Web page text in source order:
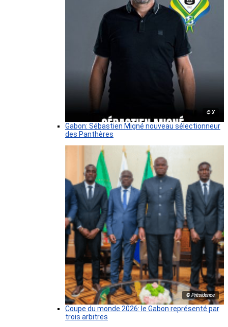
© X
Gabon: Sébastien Migné nouveau sélectionneur
des Panthères
© Présidence
Coupe du monde 2026: le Gabon représenté par
trois arbitres